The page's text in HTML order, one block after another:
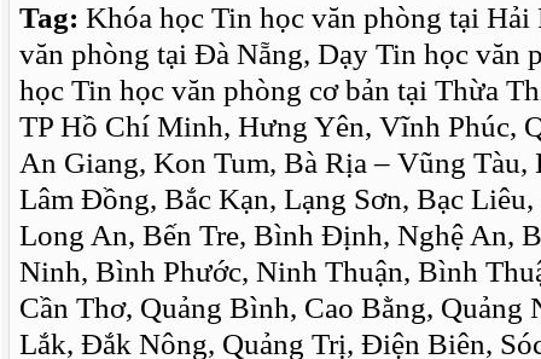
Tag: Khóa học Tin học văn phòng tại Hải
văn phòng tại Đà Nẵng, Dạy Tin học văn
học Tin học văn phòng cơ bản tại Thừa
TP Hồ Chí Minh, Hưng Yên, Vĩnh Phúc,
An Giang, Kon Tum, Bà Rịa – Vũng Tàu,
Lâm Đồng, Bắc Kạn, Lạng Sơn, Bạc
Long An, Bến Tre, Bình Định, Nghệ An,
Ninh, Bình Phước, Ninh Thuận, Bình
Cần Thơ, Quảng Bình, Cao Bằng, Quảng
Lắk, Đắk Nông, Quảng Trị, Điện Biên,